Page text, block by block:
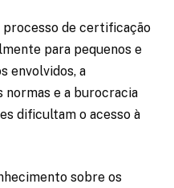
processo de certificação
para pequenos e
envolvidos, a
normas e a burocracia
dificultam o acesso à
sobre os